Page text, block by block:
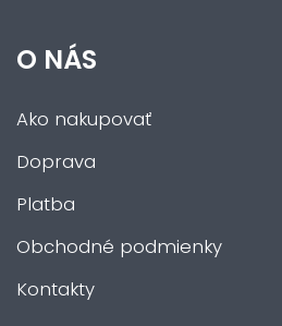
O NÁS
Ako nakupovať
Doprava
Platba
Obchodné podmienky
Kontakty